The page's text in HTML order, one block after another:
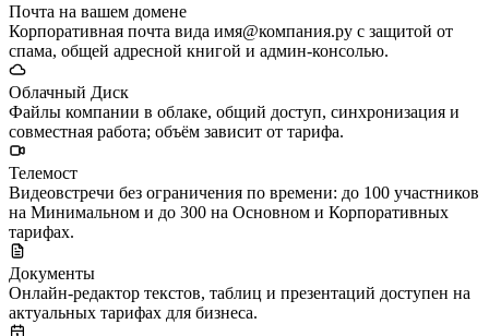
Почта на вашем домене
Корпоративная почта вида имя@компания.ру с защитой от
спама, общей адресной книгой и админ-консолью.
Облачный Диск
Файлы компании в облаке, общий доступ, синхронизация и
совместная работа; объём зависит от тарифа.
Телемост
Видеовстречи без ограничения по времени: до 100 участников
на Минимальном и до 300 на Основном и Корпоративных
тарифах.
Документы
Онлайн-редактор текстов, таблиц и презентаций доступен на
актуальных тарифах для бизнеса.